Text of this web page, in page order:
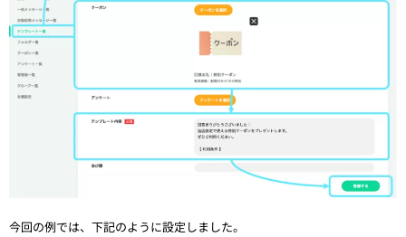
今回の例では、下記のように設定しました。